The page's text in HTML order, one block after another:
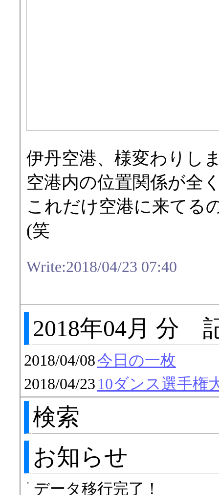
伊丹空港、様変わりし
空港内の位置関係が全
これだけ空港に来てる
(笑
Write:2018/04/23 07:40
2018年04月 分
2018/04/08今日の一枚
2018/04/23 10ダンス選手権
検索
お知らせ
・
データ移行完了！